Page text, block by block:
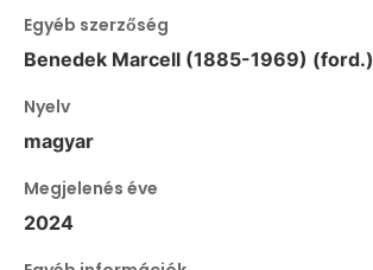
Egyéb szerzőség
Benedek Marcell (1885-1969) (ford.)
Nyelv
magyar
Megjelenés éve
2024